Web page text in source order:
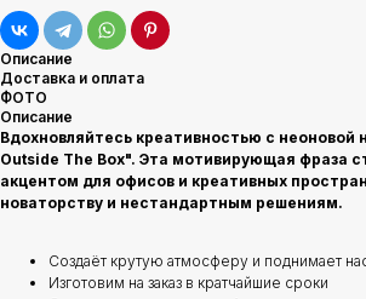
Описание
Доставка и оплата
ФОТО
Описание
Вдохновляйтесь креативностью с неоновой
Outside The Box". Эта мотивирующая фраза
акцентом для офисов и креативных
новаторству и нестандартным решениям.
Создаёт крутую атмосферу и поднимает
Изготовим на заказ в кратчайшие сроки